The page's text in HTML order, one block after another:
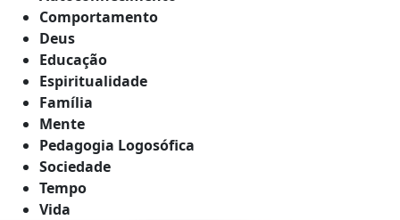
Comportamento
Deus
Educação
Espiritualidade
Família
Mente
Pedagogia Logosófica
Sociedade
Tempo
Vida